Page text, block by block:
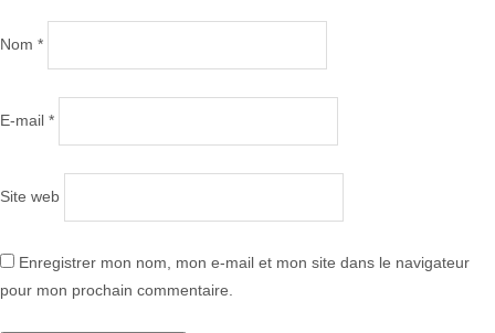
Nom *
E-mail *
Site web
Enregistrer mon nom, mon e-mail et mon site dans le navigateur
pour mon prochain commentaire.